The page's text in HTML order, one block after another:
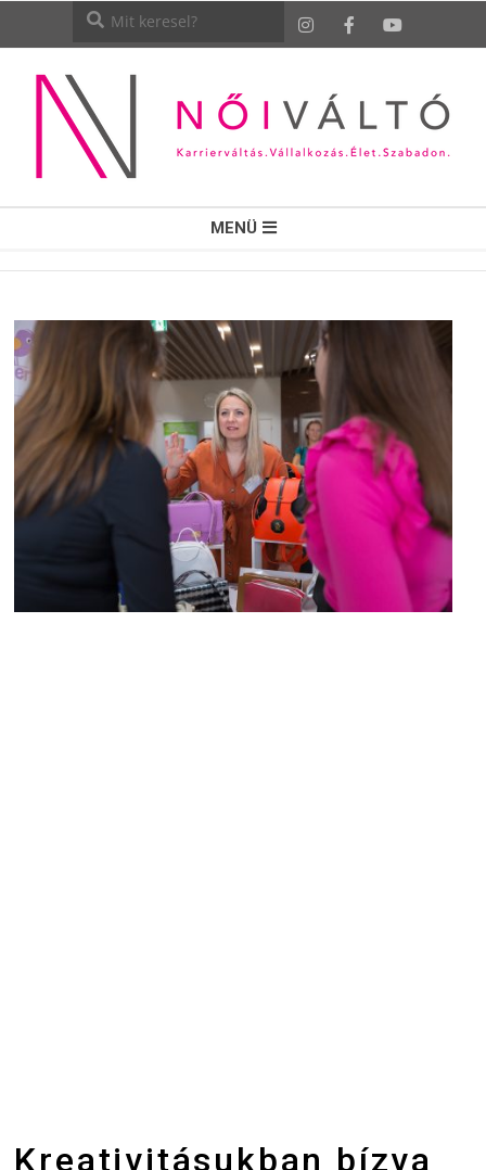
NŐI
VÁLTÓ
MENÜ
Kreativitásukban bízva